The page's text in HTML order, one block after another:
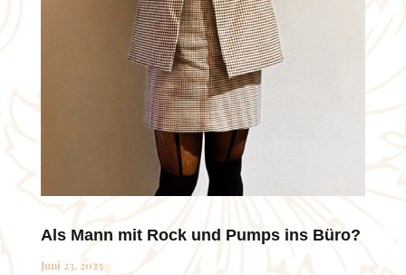
Als Mann mit Rock und Pumps ins Büro?
Juni 23, 2023